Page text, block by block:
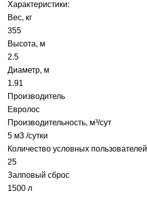
Характеристики:
Вес, кг
355
Высота, м
2.5
Диаметр, м
1.91
Производитель
Евролос
Производительность, м³/сут
5 м3 /сутки
Количество условных пользователей
25
Залповый сброс
1500 л